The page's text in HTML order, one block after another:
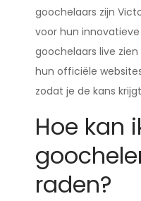
goochelaars zijn
voor hun
goochelaars live
hun officiële
zodat je de kans
Hoe kan
raden?